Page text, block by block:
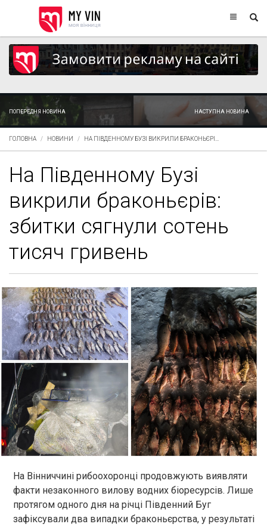
ПОПЕРЕДНЯ НОВИНА НАСТУПНА НОВИНА
ГОЛОВНА НОВИНИ НА ПІВДЕННОМУ БУЗІ ВИКРИЛИ БРАКОНЬЄРІ...
На Південному Бузі
викрили браконьєрів:
збитки сягнули сотень
тисяч гривень
На Вінниччині рибоохоронці продовжують виявляти
факти незаконного вилову водних біоресурсів. Лише
протягом одного дня на річці Південний Буг
зафіксували два випадки браконьєрства, у результаті